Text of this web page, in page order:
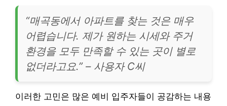
“매곡동에서 아파트를 찾는 것은 매우
어렵습니다. 제가 원하는 시세와 주거
환경을 모두 만족할 수 있는 곳이 별로
없더라고요.” – 사용자 C씨
이러한 고민은 많은 예비 입주자들이 공감하는 내용